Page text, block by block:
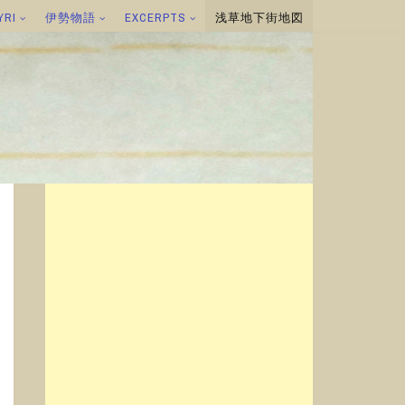
伊勢物語 EXCERPTS 浅草地下街地図